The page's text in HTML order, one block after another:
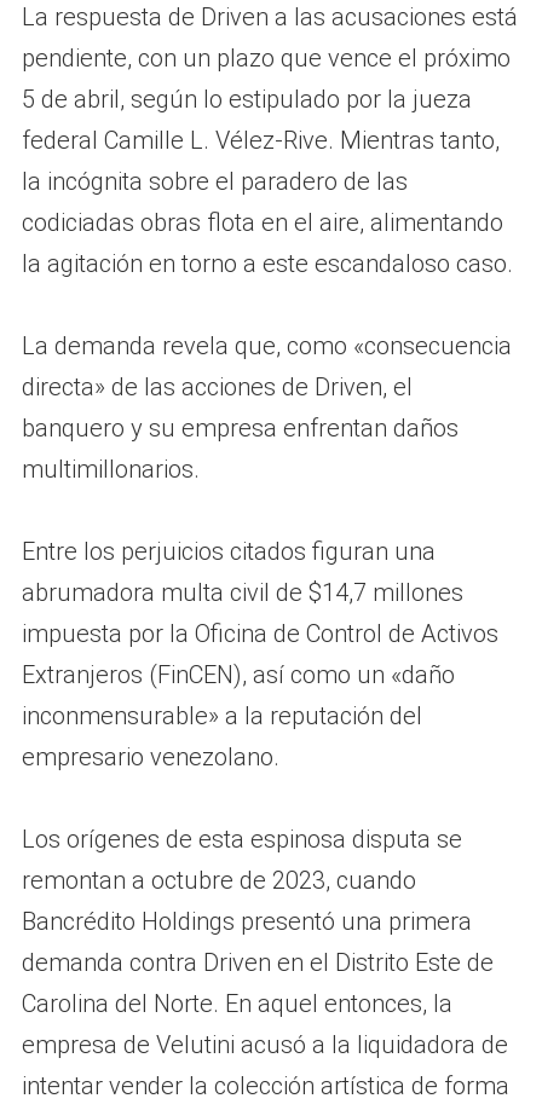
La respuesta de Driven a las acusaciones está
pendiente, con un plazo que vence el próximo
5 de abril, según lo estipulado por la jueza
federal Camille L. Vélez-Rive. Mientras tanto,
la incógnita sobre el paradero de las
codiciadas obras flota en el aire, alimentando
la agitación en torno a este escandaloso caso.
La demanda revela que, como «consecuencia
directa» de las acciones de Driven, el
banquero y su empresa enfrentan daños
multimillonarios.
Entre los perjuicios citados figuran una
abrumadora multa civil de $14,7 millones
impuesta por la Oficina de Control de Activos
Extranjeros (FinCEN), así como un «daño
inconmensurable» a la reputación del
empresario venezolano.
Los orígenes de esta espinosa disputa se
remontan a octubre de 2023, cuando
Bancrédito Holdings presentó una primera
demanda contra Driven en el Distrito Este de
Carolina del Norte. En aquel entonces, la
empresa de Velutini acusó a la liquidadora de
intentar vender la colección artística de forma